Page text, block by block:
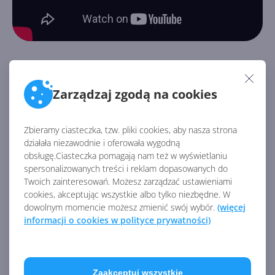
Zarządzaj zgodą na cookies
Zbieramy ciasteczka, tzw. pliki cookies, aby nasza strona
działała niezawodnie i oferowała wygodną
obsługę.Ciasteczka pomagają nam też w wyświetlaniu
spersonalizowanych treści i reklam dopasowanych do
Twoich zainteresowań. Możesz zarządzać ustawieniami
cookies, akceptując wszystkie albo tylko niezbędne. W
dowolnym momencie możesz zmienić swój wybór. (więcej
informacji o cookies w polityce prywatności)
Zaakceptuj wszystkie
Foundry IQ
Trójkę nowych warstw inteligencji dopełnia Foundry
używać do uziemiania agentów AI. Będzie on posiadał
silnik pozyskiwania wiedzy uruchamiany na wielu
źródłach danych, wliczając w to Work IQ, Fabric IQ,
usługi danych Microsoft Azure, niestandardowe
aplikacje webowe i cały internet. W gruncie rzeczy
będzie to pojedynczy punkt końcowy, dostarczający
wysokiej jakości dane organizacyjne, maksymalizując
Microsoft Foundry pozwala deweloperom budować